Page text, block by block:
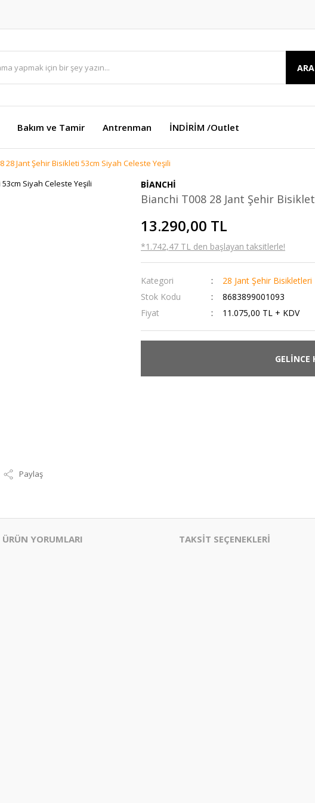
ARA
Bakım ve Tamir Antrenman İNDİRİM /Outlet
28 Jant Şehir Bisikleti 53cm Siyah Celeste Yeşili
Paylaş
BİANCHİ
Bianchi T008 28 Jant Şehir
13.290,00 TL
*1.742,47 TL den başlayan taksitlerle!
Kategori
28 Jant Şehir Bisikletleri
Stok Kodu
8683899001093
Fiyat
11.075,00 TL + KDV
GELİNCE
ÜRÜN YORUMLARI TAKSİT SEÇENEKLERİ